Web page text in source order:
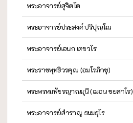
พระอาจารย์สุจิตโต
พระอาจารย์ประสงค์ ปริปุณฺโณ
พระอาจารย์เอนก เตชวโร
พระราชพุทธิวรคุณ (อมโรภิกขุ)
พระพรหมพัชรญาณมุนี (ฌอน ชยสาโร)
พระอาจารย์สำราญ ธมฺมธุโร